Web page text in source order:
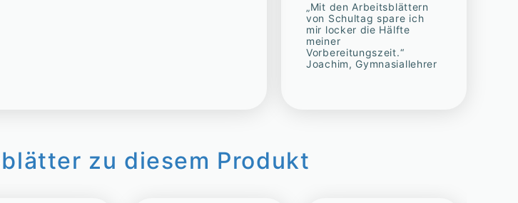
„Mit den Arbeitsblättern
von Schultag spare ich
mir locker die Hälfte
meiner
Vorbereitungszeit.“
Joachim, Gymnasiallehrer
zu diesem Produkt